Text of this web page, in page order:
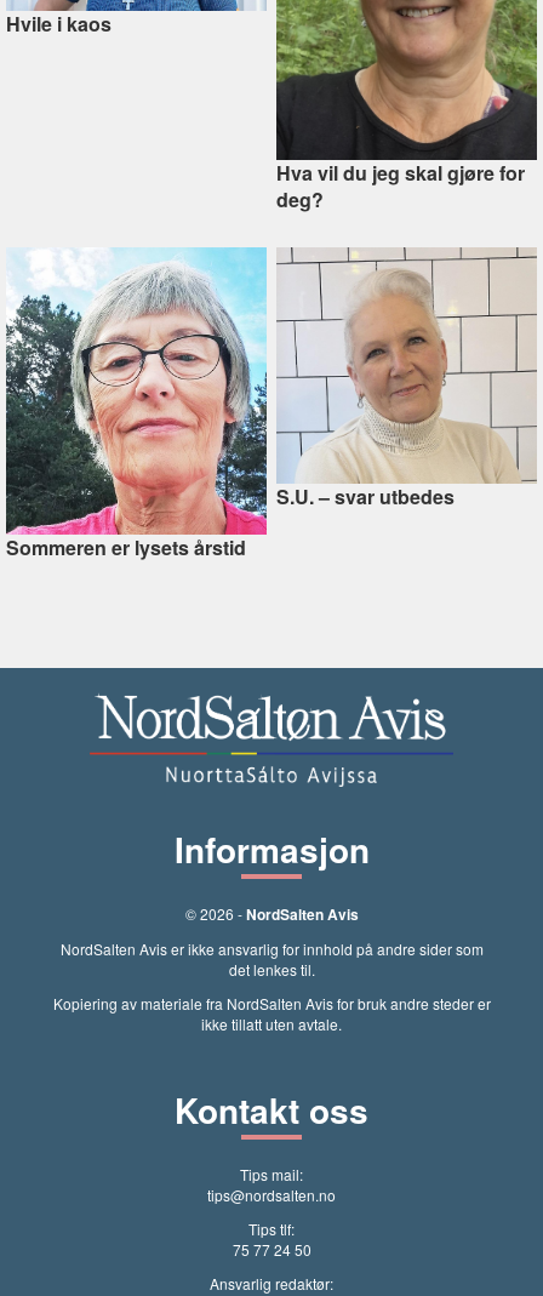
Hvile i kaos
Hva vil du jeg skal gjøre for
deg?
Sommeren er lysets årstid
S.U. –⁠ svar utbedes
Informasjon
© 2026 -NordSalten Avis
NordSalten Avis er ikke ansvarlig for innhold på andre sider som
det lenkes til.
Kopiering av materiale fra NordSalten Avis for bruk andre steder er
ikke tillatt uten avtale.
Kontakt oss
Tips mail:
tips@nordsalten.no
Tips tlf:
75 77 24 50
Ansvarlig redaktør: